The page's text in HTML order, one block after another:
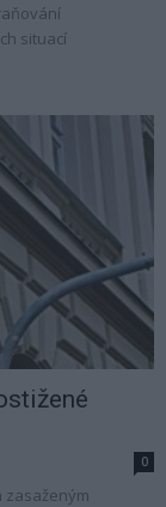
situací
0
zasaženým